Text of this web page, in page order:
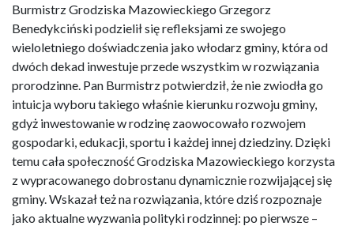
Burmistrz Grodziska Mazowieckiego Grzegorz
Benedykciński podzielił się refleksjami ze swojego
wieloletniego doświadczenia jako włodarz gminy, która od
dwóch dekad inwestuje przede wszystkim w rozwiązania
prorodzinne. Pan Burmistrz potwierdził, że nie zwiodła go
intuicja wyboru takiego właśnie kierunku rozwoju gminy,
gdyż inwestowanie w rodzinę zaowocowało rozwojem
gospodarki, edukacji, sportu i każdej innej dziedziny. Dzięki
temu cała społeczność Grodziska Mazowieckiego korzysta
z wypracowanego dobrostanu dynamicznie rozwijającej się
gminy. Wskazał też na rozwiązania, które dziś rozpoznaje
jako aktualne wyzwania polityki rodzinnej: po pierwsze –